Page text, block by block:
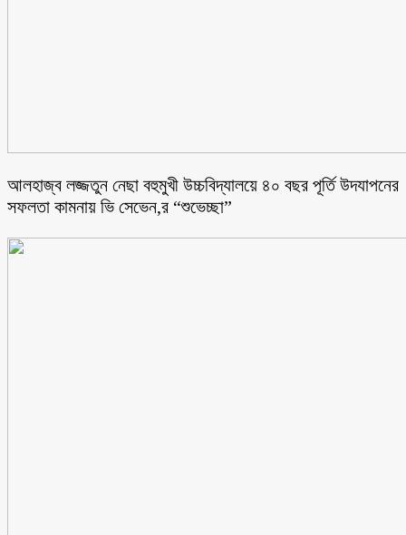
আলহাজ্ব লজ্জতুন নেছা বহুমুখী উচ্চবিদ্যালয়ে ৪০ বছর পূর্তি উদযাপনের
সফলতা কামনায় ভি সেভেন,র “শুভেচ্ছা”